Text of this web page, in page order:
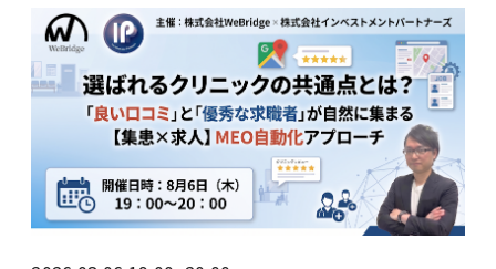
フも集まるクリニックの作り方